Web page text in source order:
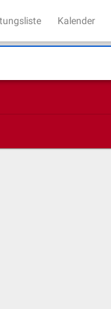
Kalender